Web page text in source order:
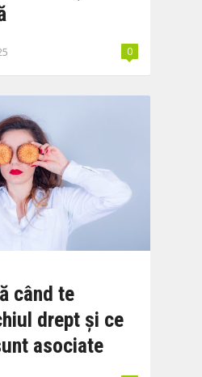
0
când te
drept și ce
asociate